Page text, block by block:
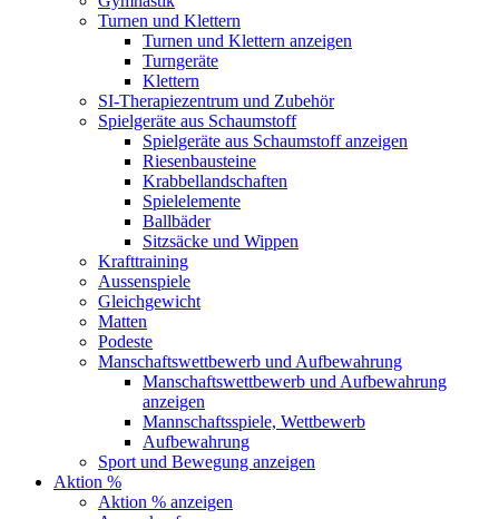
Turnen und Klettern
Turnen und Klettern anzeigen
Turngeräte
Klettern
SI-Therapiezentrum und Zubehör
Spielgeräte aus Schaumstoff
Spielgeräte aus Schaumstoff anzeigen
Riesenbausteine
Krabbellandschaften
Spielelemente
Ballbäder
Sitzsäcke und Wippen
Krafttraining
Aussenspiele
Gleichgewicht
Matten
Podeste
Manschaftswettbewerb und Aufbewahrung
Manschaftswettbewerb und Aufbewahrung
anzeigen
Mannschaftsspiele, Wettbewerb
Aufbewahrung
Sport und Bewegung anzeigen
Aktion %
Aktion % anzeigen